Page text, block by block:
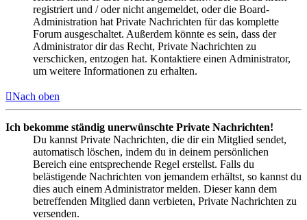
registriert und / oder nicht angemeldet, oder die Board-
Administration hat Private Nachrichten für das komplette
Forum ausgeschaltet. Außerdem könnte es sein, dass der
Administrator dir das Recht, Private Nachrichten zu
verschicken, entzogen hat. Kontaktiere einen Administrator,
um weitere Informationen zu erhalten.
Nach oben
Ich bekomme ständig unerwünschte Private Nachrichten!
Du kannst Private Nachrichten, die dir ein Mitglied sendet,
automatisch löschen, indem du in deinem persönlichen
Bereich eine entsprechende Regel erstellst. Falls du
belästigende Nachrichten von jemandem erhältst, so kannst du
dies auch einem Administrator melden. Dieser kann dem
betreffenden Mitglied dann verbieten, Private Nachrichten zu
versenden.